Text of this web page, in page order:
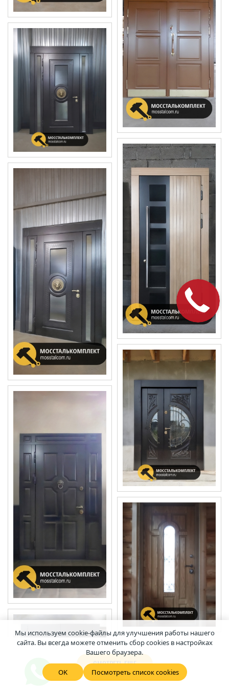
СМОТРЕТЬ ЕЩЕ
Мы используем cookie-файлы для улучшения работы нашего
сайта. Вы всегда можете отменить сбор cookies в настройках
Вашего браузера.
OK Посмотреть список cookies